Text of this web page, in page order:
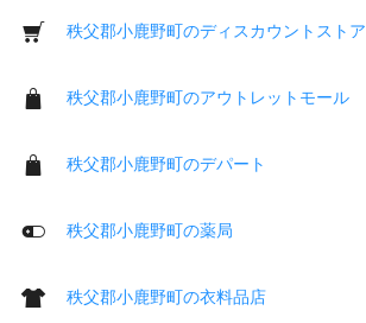
秩父郡小鹿野町のディスカウントストア
秩父郡小鹿野町のアウトレットモール
秩父郡小鹿野町のデパート
秩父郡小鹿野町の薬局
秩父郡小鹿野町の衣料品店